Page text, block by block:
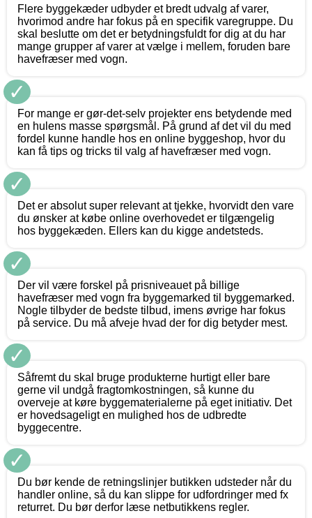
Flere byggekæder udbyder et bredt udvalg af varer,
hvorimod andre har fokus på en specifik varegruppe. Du
skal beslutte om det er betydningsfuldt for dig at du har
mange grupper af varer at vælge i mellem, foruden bare
havefræser med vogn.
✓
For mange er gør-det-selv projekter ens betydende med
en hulens masse spørgsmål. På grund af det vil du med
fordel kunne handle hos en online byggeshop, hvor du
kan få tips og tricks til valg af havefræser med vogn.
✓
Det er absolut super relevant at tjekke, hvorvidt den vare
du ønsker at købe online overhovedet er tilgængelig
hos byggekæden. Ellers kan du kigge andetsteds.
✓
Der vil være forskel på prisniveauet på billige
havefræser med vogn fra byggemarked til byggemarked.
Nogle tilbyder de bedste tilbud, imens øvrige har fokus
på service. Du må afveje hvad der for dig betyder mest.
✓
Såfremt du skal bruge produkterne hurtigt eller bare
gerne vil undgå fragtomkostningen, så kunne du
overveje at køre byggematerialerne på eget initiativ. Det
er hovedsageligt en mulighed hos de udbredte
byggecentre.
✓
Du bør kende de retningslinjer butikken udsteder når du
handler online, så du kan slippe for udfordringer med fx
returret. Du bør derfor læse netbutikkens regler.